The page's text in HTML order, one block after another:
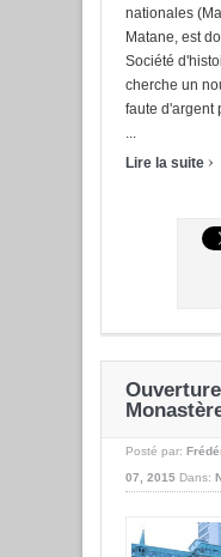
nationales
Matane, est
Société
cherche un
faute d'argent
...
Lire la suite ›
Posté par:
07, 2015 Dans: